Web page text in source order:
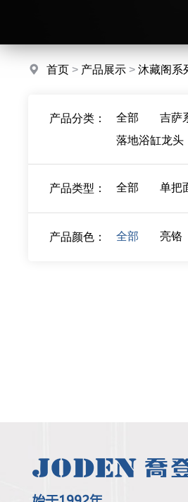
首页 > 产品展示 >沐藏阁系
产品分类： 全部 吉萨
落地浴缸龙头
产品类型： 全部 单把
产品颜色： 全部 亮铬